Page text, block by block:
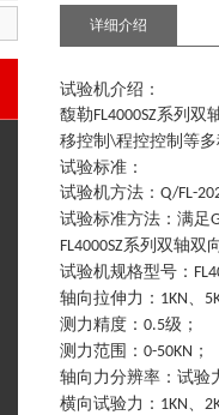
详细介绍
试验机介绍 ：
馥勒FL4000SZ系列 双
移控制 \程控控制等
试验标准：
试验机方法 ： Q/FL-20
试验标准方法 ： 满足
FL4000SZ系列 双轴双
试验机规格型号 ：
轴向拉伸力 ： 1KN、
测力精度 ： 0.5级 ；
测力范围 ： 0-50KN ；
轴向力分辨率 ： 试验
横向试验力 ： 1KN、